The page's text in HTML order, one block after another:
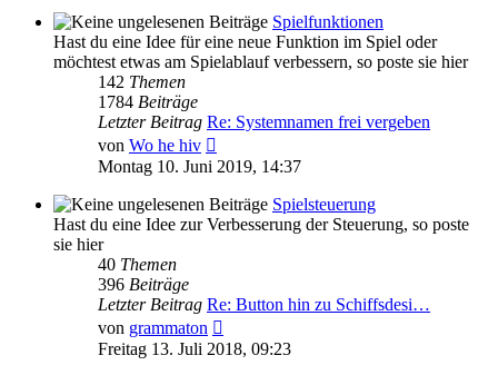
Spielfunktionen
Hast du eine Idee für eine neue Funktion im Spiel oder
möchtest etwas am Spielablauf verbessern, so poste sie hier
142 Themen
1784 Beiträge
Letzter Beitrag Re: Systemnamen frei vergeben
von Wo he hiv
Beitrag
Montag 10. Juni 2019, 14:37
Spielsteuerung
Hast du eine Idee zur Verbesserung der Steuerung, so poste
sie hier
40 Themen
396 Beiträge
Letzter Beitrag Re: Button hin zu Schiffsdesi…
von grammaton
Beitrag
Freitag 13. Juli 2018, 09:23